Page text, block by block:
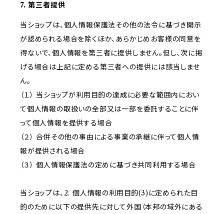
7. 第三者提供
当ショップは、個人情報保護法その他の法令に基づき開示
が認められる場合を除くほか、あらかじめお客様の同意を
得ないで、個人情報を第三者に提供しません。但し、次に掲
げる場合は上記に定める第三者への提供には該当しませ
ん。
（１） 当ショップが利用目的の達成に必要な範囲内におい
て個人情報の取扱いの全部又は一部を委託することに伴
って個人情報を提供する場合
（２） 合併その他の事由による事業の承継に伴って個人情
報が提供される場合
（３） 個人情報保護法の定めに基づき共同利用する場合
当ショップは、2. 個人情報の利用目的(3)に定められた目
的のために以下の提供先に対して外国（本邦の域外にある